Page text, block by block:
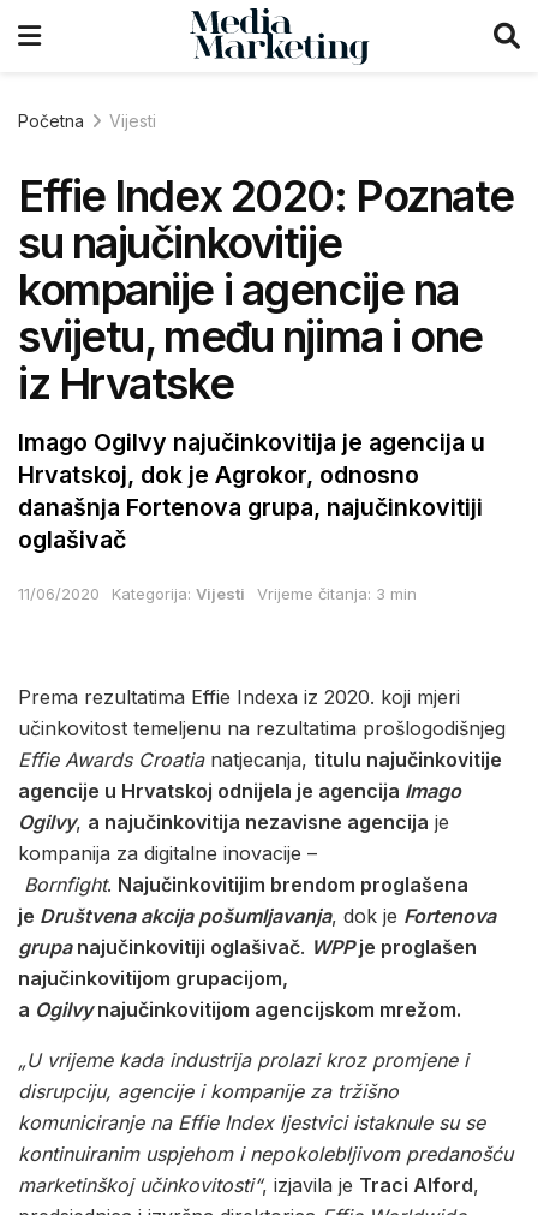
Početna Vijesti
Effie Index 2020: Poznate
su najučinkovitije
kompanije i agencije na
svijetu, među njima i one
iz Hrvatske
Imago Ogilvy najučinkovitija je agencija u
Hrvatskoj, dok je Agrokor, odnosno
današnja Fortenova grupa, najučinkovitiji
oglašivač
11/06/2020 Kategorija: Vijesti Vrijeme čitanja: 3 min
Prema rezultatima Effie Indexa iz 2020. koji mjeri
učinkovitost temeljenu na rezultatima prošlogodišnjeg
Effie Awards Croatianatjecanja, titulu najučinkovitije
agencije u Hrvatskoj odnijela je agencija Imago
Ogilvy, a najučinkovitija nezavisne agencija je
kompanija za digitalne inovacije –
Bornfight. Najučinkovitijim brendom proglašena
je Društvena akcija pošumljavanja, dok je Fortenova
grupanajučinkovitiji oglašivač. WPPje proglašen
najučinkovitijom grupacijom,
a Ogilvynajučinkovitijom agencijskom mrežom.
„U vrijeme kada industrija prolazi kroz promjene i
disrupciju, agencije i kompanije za tržišno
komuniciranje na Effie Index ljestvici istaknule su se
kontinuiranim uspjehom i nepokolebljivom predanošću
marketinškoj učinkovitosti“, izjavila je Traci Alford,